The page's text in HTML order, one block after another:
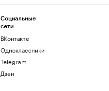
Социальные
сети
ВКонтакте
Одноклассники
Telegram
Дзен